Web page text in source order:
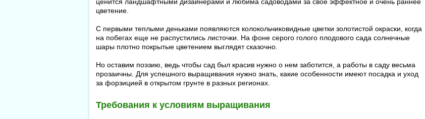
цветение.
С первыми теплыми деньками появляются колокольчиковидные цветки золотистой окраски, когда
на побегах еще не распустились листочки. На фоне серого голого плодового сада солнечные
шары плотно покрытые цветением выглядят сказочно.
Но оставим поэзию, ведь чтобы сад был красив нужно о нем заботится, а работы в саду весьма
прозаичны. Для успешного выращивания нужно знать, какие особенности имеют посадка и уход
за форзицией в открытом грунте в разных регионах.
Требования к условиям выращивания